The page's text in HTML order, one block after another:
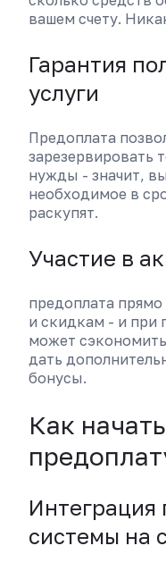
вашем счету.
Гарантия
услуги
Предоплата
зарезервировать
нужды - значит,
необходимое в
раскупят.
Участие в
предоплата
и скидкам - и при
может
дать
бонусы.
Как
Интеграция
системы на